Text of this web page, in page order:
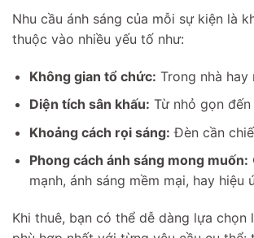
Nhu cầu ánh sáng của mỗi sự kiện là
thuộc vào nhiều yếu tố như:
Không gian tổ chức: Trong nhà hay
Diện tích sân khấu: Từ nhỏ gọn
Khoảng cách rọi sáng: Đèn cần
Phong cách ánh sáng mong muốn:
mạnh, ánh sáng mềm mại, hay hiệu
Khi thuê, bạn có thể dễ dàng lựa chọn